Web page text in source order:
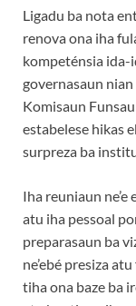
Ligadu ba nota
renova ona iha
kompeténsia ida-
governasaun nian
Komisaun
estabelese hikas
surpreza ba
Iha reuniaun
atu iha pessoal
preparasaun ba
ne’ebé presiza
tiha ona baze ba